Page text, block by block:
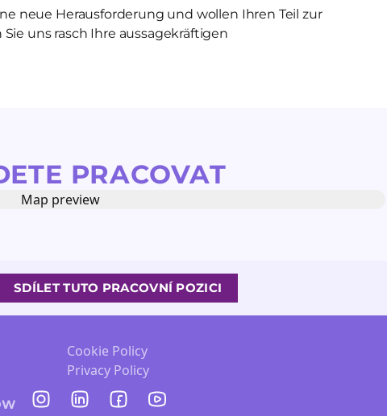
neue Herausforderung und wollen Ihren Teil zur
uns rasch Ihre aussagekräftigen
PRACOVAT
SDÍLET TUTO PRACOVNÍ POZICI
Cookie Policy
Privacy Policy